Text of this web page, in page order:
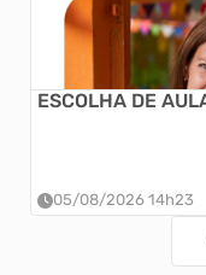
ESCOLHA DE
05/08/2026 14h23